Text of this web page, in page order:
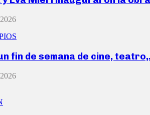
fin de semana de cine,